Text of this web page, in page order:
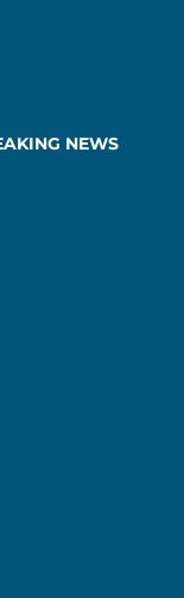
NEWS